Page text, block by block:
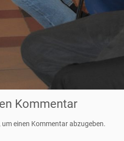
Kommentar
um einen Kommentar abzugeben.